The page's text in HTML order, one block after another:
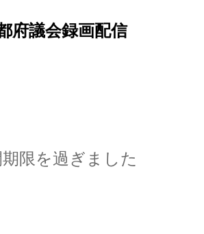
府議会録画配信
限を過ぎました